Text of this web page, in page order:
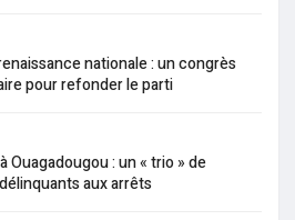
nationale : un congrès
pour refonder le parti
Ouagadougou : un « trio » de
aux arrêts